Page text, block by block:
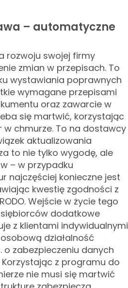
– automatyczne
rozwoju swojej firmy
zmian w przepisach. To
wystawiania poprawnych
wymagane przepisami
oraz zawarcie w
się martwić, korzystając
chmurze. To na dostawcy
aktualizowania
to nie tylko wygodę, ale
– w przypadku
najczęściej konieczne jest
kwestię zgodności z
Wejście w życie tego
dodatkowe
z klientami indywidualnymi
działalność
zabezpieczeniu danych
z programu do
nie musi się martwić